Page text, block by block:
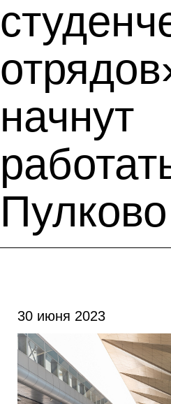
начнут
Пулково
30 июня 2023